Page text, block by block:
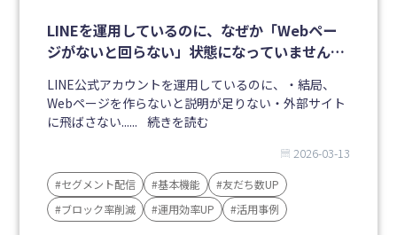
LINEを運用しているのに、なぜか「Webペー
ジがないと回らない」状態になっていません
LINE公式アカウントを運用しているのに、・結局、
Webページを作らないと説明が足りない・外部サイト
に飛ばさない...... 続きを読む
2026-03-13
#セグメント配信 #基本機能
#友だち数UP
#ブロック率削減
#運用効率UP #活用事例